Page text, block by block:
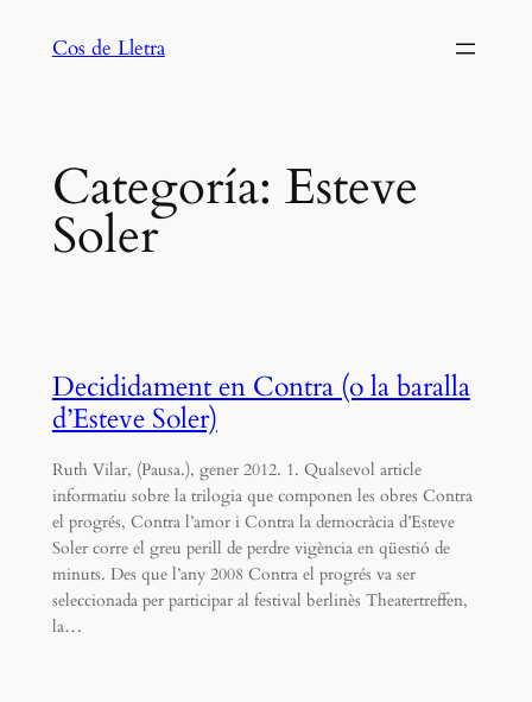
Cos de Lletra
Categoría: Esteve
Soler
Decididament en Contra (o la baralla
d’Esteve Soler)
Ruth Vilar, (Pausa.), gener 2012. 1. Qualsevol article
informatiu sobre la trilogia que componen les obres Contra
el progrés, Contra l’amor i Contra la democràcia d’Esteve
Soler corre el greu perill de perdre vigència en qüestió de
minuts. Des que l’any 2008 Contra el progrés va ser
seleccionada per participar al festival berlinès Theatertreffen,
la…